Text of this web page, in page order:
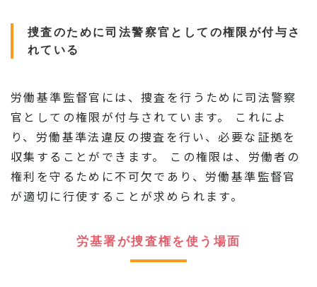
捜査のために司法警察官としての権限が付与さ
れている
労働基準監督官には、捜査を行うために司法警察
官としての権限が付与されています。 これによ
り、労働基準法違反の捜査を行い、必要な証拠を
収集することができます。 この権限は、労働者の
権利を守るために不可欠であり、労働基準監督官
が適切に行使することが求められます。
労基署が捜査権を使う場面